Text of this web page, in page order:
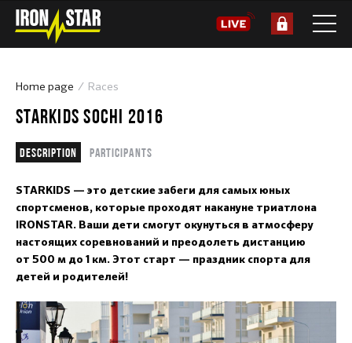
Home page Races
STARKIDS SOCHI 2016
Description Participants
STARKIDS — это детские забеги для самых юных
спортсменов, которые проходят накануне триатлона
IRONSTAR. Ваши дети смогут окунуться в атмосферу
настоящих соревнований и преодолеть дистанцию
от 500 м до 1 км. Этот старт — праздник спорта для
детей и родителей!